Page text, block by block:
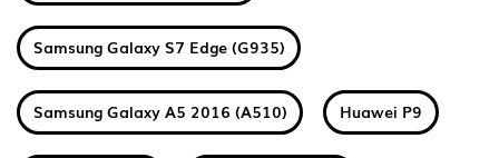
Samsung Galaxy S7 Edge (G935)
Samsung Galaxy A5 2016 (A510) Huawei P9